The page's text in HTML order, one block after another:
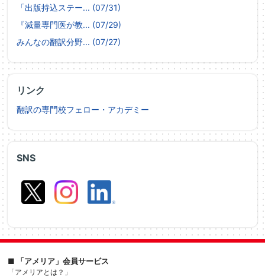
SNS
「出版持込ステー... (07/31)
『減量専門医が教... (07/29)
みんなの翻訳分野... (07/27)
リンク
翻訳の専門校フェロー・アカデミー
■ 「アメリア」会員サービス
「アメリアとは？」